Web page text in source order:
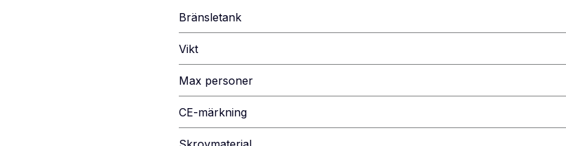
Bränsletank
Vikt
Max personer
CE-märkning